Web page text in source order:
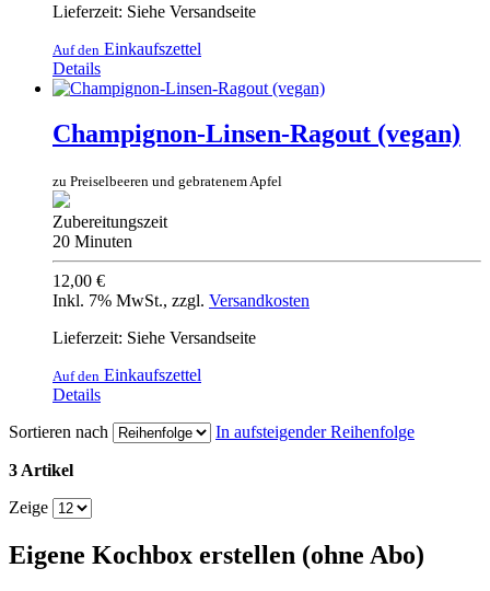
Lieferzeit: Siehe Versandseite
Auf den Einkaufszettel
Details
Champignon-Linsen-Ragout (vegan)
zu Preiselbeeren und gebratenem Apfel
Zubereitungszeit
20 Minuten
12,00 €
Inkl. 7% MwSt., zzgl. Versandkosten
Lieferzeit: Siehe Versandseite
Auf den Einkaufszettel
Details
Sortieren nach
In aufsteigender Reihenfolge
3 Artikel
Zeige
Eigene Kochbox erstellen (ohne Abo)